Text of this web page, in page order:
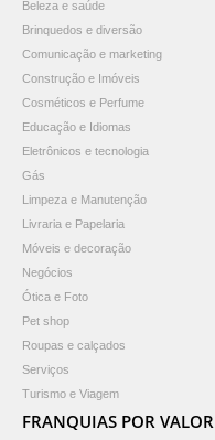
Beleza e saúde
Brinquedos e diversão
Comunicação e marketing
Construção e Imóveis
Cosméticos e Perfume
Educação e Idiomas
Eletrônicos e tecnologia
Gás
Limpeza e Manutenção
Livraria e Papelaria
Móveis e decoração
Negócios
Ótica e Foto
Pet shop
Roupas e calçados
Serviços
Turismo e Viagem
FRANQUIAS POR VALOR